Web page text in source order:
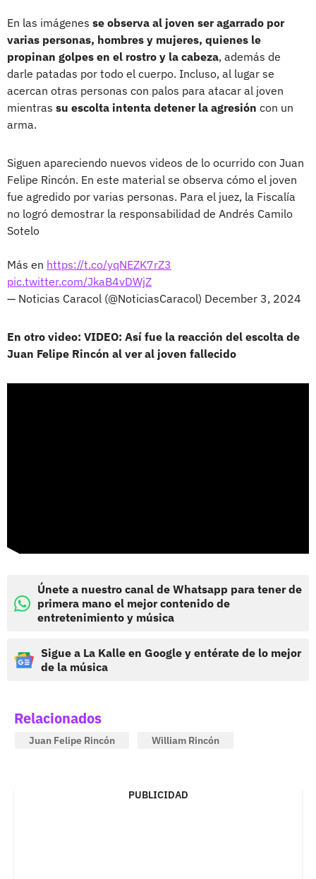
En las imágenes se observa al joven ser agarrado por
varias personas, hombres y mujeres, quienes le
propinan golpes en el rostro y la cabeza, además de
darle patadas por todo el cuerpo. Incluso, al lugar se
acercan otras personas con palos para atacar al joven
mientras su escolta intenta detener la agresión con un
arma.
Siguen apareciendo nuevos videos de lo ocurrido con Juan
Felipe Rincón. En este material se observa cómo el joven
fue agredido por varias personas. Para el juez, la Fiscalía
no logró demostrar la responsabilidad de Andrés Camilo
Sotelo
Más en https://t.co/yqNEZK7rZ3
pic.twitter.com/JkaB4vDWjZ
— Noticias Caracol (@NoticiasCaracol) December 3, 2024
En otro video: VIDEO: Así fue la reacción del escolta de
Juan Felipe Rincón al ver al joven fallecido
Únete a nuestro canal de Whatsapp para tener de
primera mano el mejor contenido de
entretenimiento y música
Sigue a La Kalle en Google y entérate de lo mejor
de la música
Relacionados
Juan Felipe Rincón William Rincón
PUBLICIDAD